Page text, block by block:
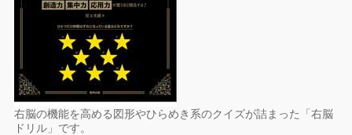
右脳の機能を高める図形やひらめき系のクイズが詰まった「右脳
ドリル」です。